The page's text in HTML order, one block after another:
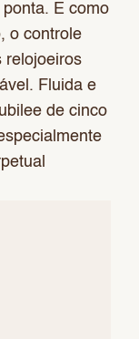
E como
o controle
relojoeiros
Fluida e
de cinco